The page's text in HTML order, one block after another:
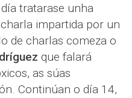
día tratarase unha
impartida por un
de charlas comeza o
que falará
as súas
Continúan o día 14,